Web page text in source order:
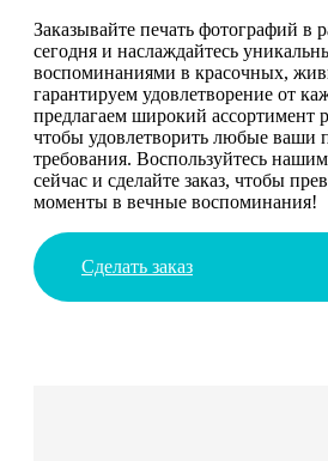
Заказывайте печать фотографий в
сегодня и наслаждайтесь
воспоминаниями в красочных,
гарантируем удовлетворение от
предлагаем широкий ассортимент
чтобы удовлетворить любые ваши
требования. Воспользуйтесь
сейчас и сделайте заказ, чтобы
моменты в вечные воспоминания!
Сделать заказ